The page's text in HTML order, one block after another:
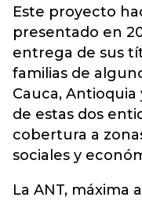
Este proyecto
presentado en
entrega de sus
familias de
Cauca,
de estas dos
cobertura a
sociales y
La ANT, máxima